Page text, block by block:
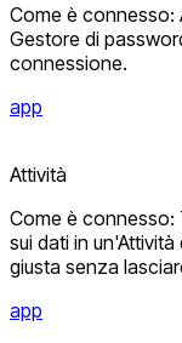
Come è connesso:
Gestore di
connessione.
app
Attività
Come è connesso:
sui dati in
giusta senza
app